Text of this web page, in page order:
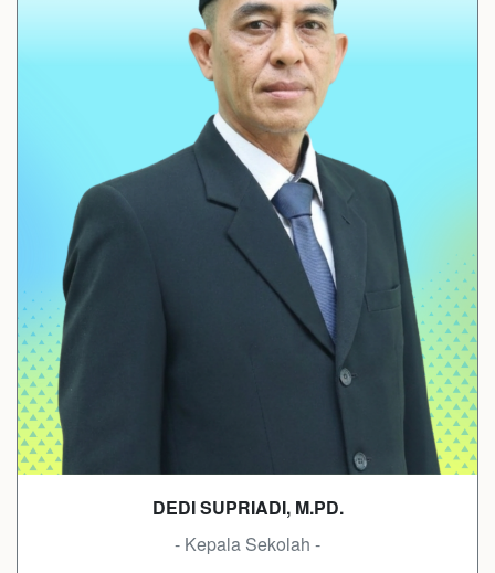
DEDI SUPRIADI, M.PD.
- Kepala Sekolah -